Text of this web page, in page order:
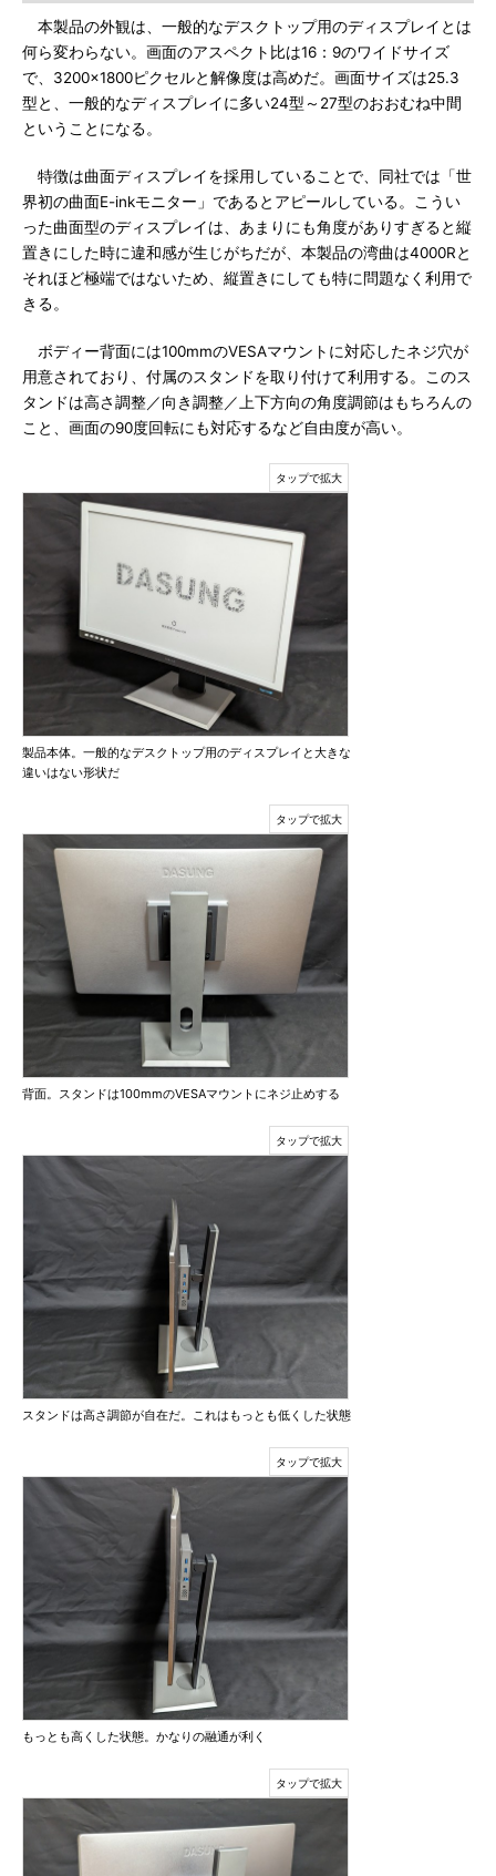
本製品の外観は、一般的なデスクトップ用のディスプレイとは
何ら変わらない。画面のアスペクト比は16：9のワイドサイズ
で、3200×1800ピクセルと解像度は高めだ。画面サイズは25.3
型と、一般的なディスプレイに多い24型～27型のおおむね中間
ということになる。
特徴は曲面ディスプレイを採用していることで、同社では「世
界初の曲面E-inkモニター」であるとアピールしている。こうい
った曲面型のディスプレイは、あまりにも角度がありすぎると縦
置きにした時に違和感が生じがちだが、本製品の湾曲は4000Rと
それほど極端ではないため、縦置きにしても特に問題なく利用で
きる。
ボディー背面には100mmのVESAマウントに対応したネジ穴が
用意されており、付属のスタンドを取り付けて利用する。このス
タンドは高さ調整／向き調整／上下方向の角度調節はもちろんの
こと、画面の90度回転にも対応するなど自由度が高い。
製品本体。一般的なデスクトップ用のディスプレイと大きな
違いはない形状だ
背面。スタンドは100mmのVESAマウントにネジ止めする
スタンドは高さ調節が自在だ。これはもっとも低くした状態
もっとも高くした状態。かなりの融通が利く